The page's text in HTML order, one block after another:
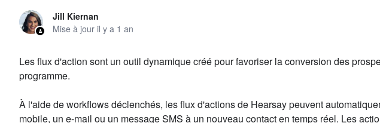
Jill Kiernan
Mise à jour il y a 1 an
Les flux d'action sont un outil dynamique créé pour favoriser la conversion des
programme.
À l'aide de workflows déclenchés, les flux d'actions de Hearsaypeuvent
mobile, un e-mail ou un message SMS à un nouveau contact en temps réel. Les